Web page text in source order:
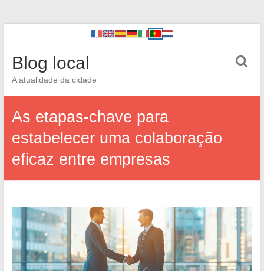
Blog local
A atualidade da cidade
As etapas-chave para
estabelecer uma colaboração
eficaz entre empresas